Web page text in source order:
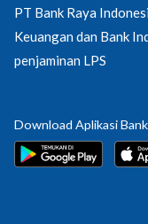
PT Bank Raya
Keuangan dan Bank
penjaminan LPS
Download Aplikasi Bank